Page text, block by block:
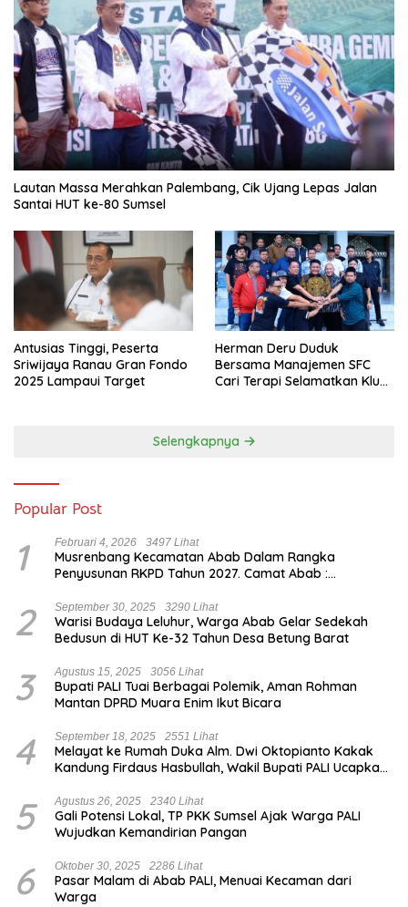
Lautan Massa Merahkan Palembang, Cik Ujang Lepas Jalan
Santai HUT ke-80 Sumsel
Antusias Tinggi, Peserta
Sriwijaya Ranau Gran Fondo
2025 Lampaui Target
Herman Deru Duduk
Bersama Manajemen SFC
Cari Terapi Selamatkan Klub
Selengkapnya
Popular Post
1 Februari 4, 2026 3497 Lihat
Musrenbang Kecamatan Abab Dalam Rangka
Penyusunan RKPD Tahun 2027. Camat Abab :
2 September 30, 2025 3290 Lihat
Warisi Budaya Leluhur, Warga Abab Gelar Sedekah
Bedusun di HUT Ke-32 Tahun Desa Betung Barat
3 Agustus 15, 2025 3056 Lihat
Bupati PALI Tuai Berbagai Polemik, Aman Rohman
Mantan DPRD Muara Enim Ikut Bicara
4 September 18, 2025 2551 Lihat
Melayat ke Rumah Duka Alm. Dwi Oktopianto Kakak
Kandung Firdaus Hasbullah, Wakil Bupati PALI Ucapkan
5 Agustus 26, 2025 2340 Lihat
Gali Potensi Lokal, TP PKK Sumsel Ajak Warga PALI
Wujudkan Kemandirian Pangan
6 Oktober 30, 2025 2286 Lihat
Pasar Malam di Abab PALI, Menuai Kecaman dari
Warga